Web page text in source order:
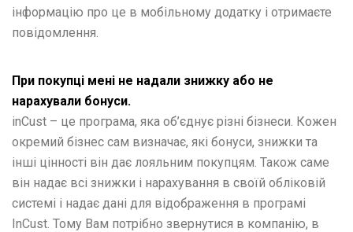
інформацію про це в мобільному додатку і отримаєте
повідомлення.
При покупці мені не надали знижку або не
нарахували бонуси.
inCust – це програма, яка об’єднує різні бізнеси. Кожен
окремий бізнес сам визначає, які бонуси, знижки та
інші цінності він дає лояльним покупцям. Також саме
він надає всі знижки і нарахування в своїй обліковій
системі і надає дані для відображення в програмі
InCust. Тому Вам потрібно звернутися в компанію, в